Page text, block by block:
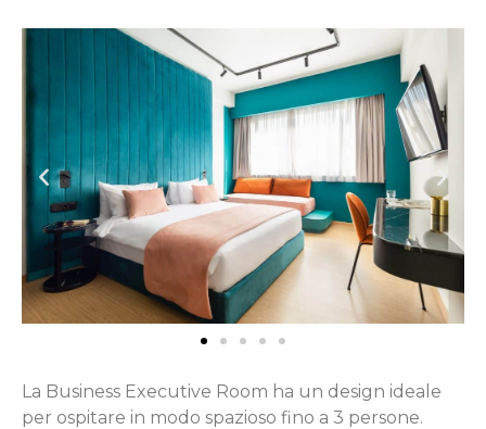
La Business Executive Room ha un design ideale
per ospitare in modo spazioso fino a 3 persone.